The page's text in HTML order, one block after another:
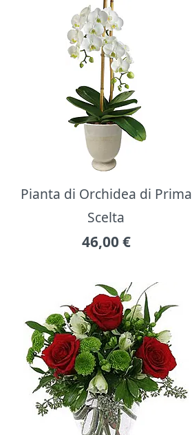
Pianta di Orchidea di Prima
Scelta
46,00 €